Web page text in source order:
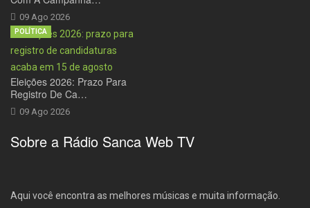
09 Ago 2026
Eleições 2026: Prazo Para
Registro De Ca…
09 Ago 2026
POLÍTICA
Sobre a Rádio Sanca Web TV
Aqui você encontra as melhores músicas e muita informação.